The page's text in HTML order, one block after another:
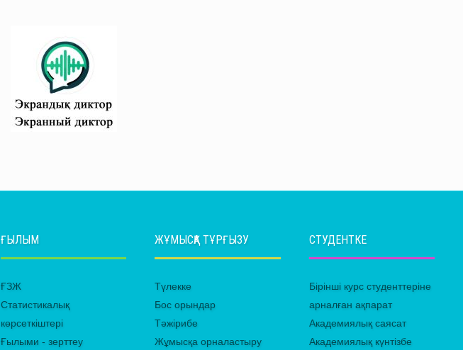
ҒЫЛЫМ
ҒЗЖ
Статистикалық
көрсеткіштері
Ғылыми - зерттеу
ЖҰМЫСҚА ТҰРҒЫЗУ
Түлекке
Бос орындар
Тәжірибе
Жұмысқа орналастыру
СТУДЕНТКЕ
Бірінші курс студенттеріне
арналған ақпарат
Академиялық саясат
Академиялық күнтізбе